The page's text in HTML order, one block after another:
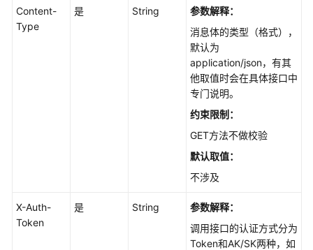
Content-
Type
是 String
参数解释：
消息体的类型（格式），
默认为
application/json，有其
他取值时会在具体接口中
专门说明。
约束限制：
GET方法不做校验
默认取值：
不涉及
X-Auth-
Token
是 String
参数解释：
调用接口的认证方式分为
Token和AK/SK两种，如